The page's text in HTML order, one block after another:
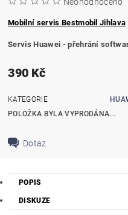
Neohodnoceno
Mobilní servis Bestmobil Jihlava
Servis Huawei - přehrání
390 Kč
KATEGORIE
POLOŽKA BYLA VYPRODÁNA...
Dotaz
POPIS
DISKUZE